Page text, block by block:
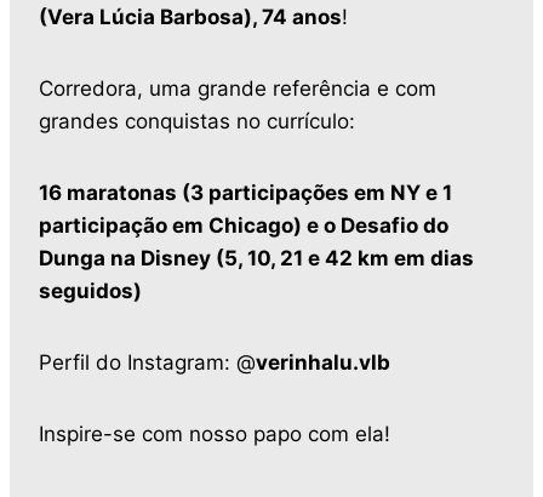
(Vera Lúcia Barbosa), 74 anos!
Corredora, uma grande referência e com
grandes conquistas no currículo:
16 maratonas (3 participações em NY e 1
participação em Chicago) e o Desafio do
Dunga na Disney (5, 10, 21 e 42 km em dias
seguidos)
Perfil do Instagram: @verinhalu.vlb
Inspire-se com nosso papo com ela!